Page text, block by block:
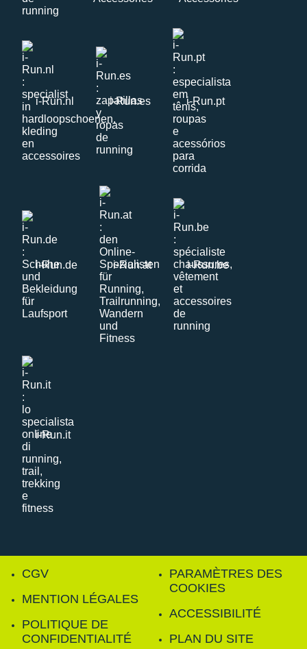
i-Run.nl i-Run.es i-Run.pt
i-Run.de i-Run.at i-Run.be
i-Run.it
CGV
MENTION LÉGALES
POLITIQUE DE
CONFIDENTIALITÉ
PARAMÈTRES DES
COOKIES
ACCESSIBILITÉ
PLAN DU SITE